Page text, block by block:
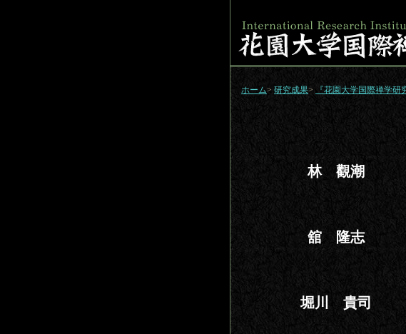
ホーム> 研究成果> 『花園大学国際禅学研
林 觀潮
舘 隆志
堀川 貴司